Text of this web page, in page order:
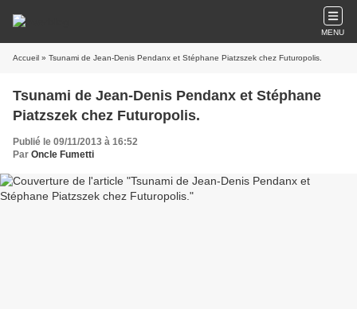
MENU
Accueil » Tsunami de Jean-Denis Pendanx et Stéphane Piatzszek chez Futuropolis.
Tsunami de Jean-Denis Pendanx et Stéphane
Piatzszek chez Futuropolis.
Publié le 09/11/2013 à 16:52
Par Oncle Fumetti